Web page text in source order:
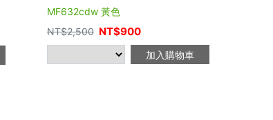
MF632cdw 黃色
NT$2,500 NT$900
加入購物車